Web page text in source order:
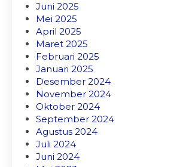
Juni 2025
Mei 2025
April 2025
Maret 2025
Februari 2025
Januari 2025
Desember 2024
November 2024
Oktober 2024
September 2024
Agustus 2024
Juli 2024
Juni 2024